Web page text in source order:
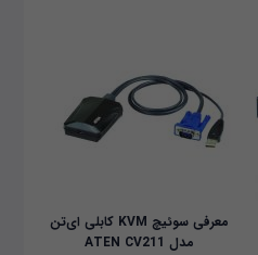
معرفی سوئیچ KVM کابلی ای‌تن
مدل ATEN CV211